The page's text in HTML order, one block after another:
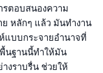
รตอบสนองความ
หลักๆ แล้ว มันทำงาน
แบบกระจายอำนาจที่
นฐานนี้ทำให้มัน
งราบรื่น ช่วยให้